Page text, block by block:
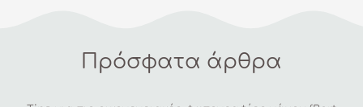
Πρόσφατα άρθρα